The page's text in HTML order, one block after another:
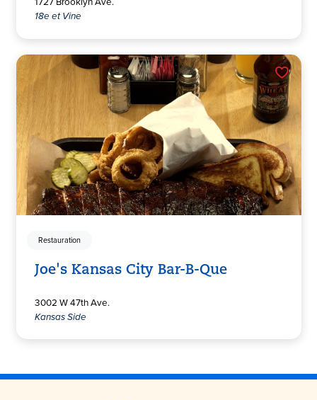
18e et Vine
Restauration
Joe's Kansas City Bar-B-Que
3002 W 47th Ave.
Kansas Side